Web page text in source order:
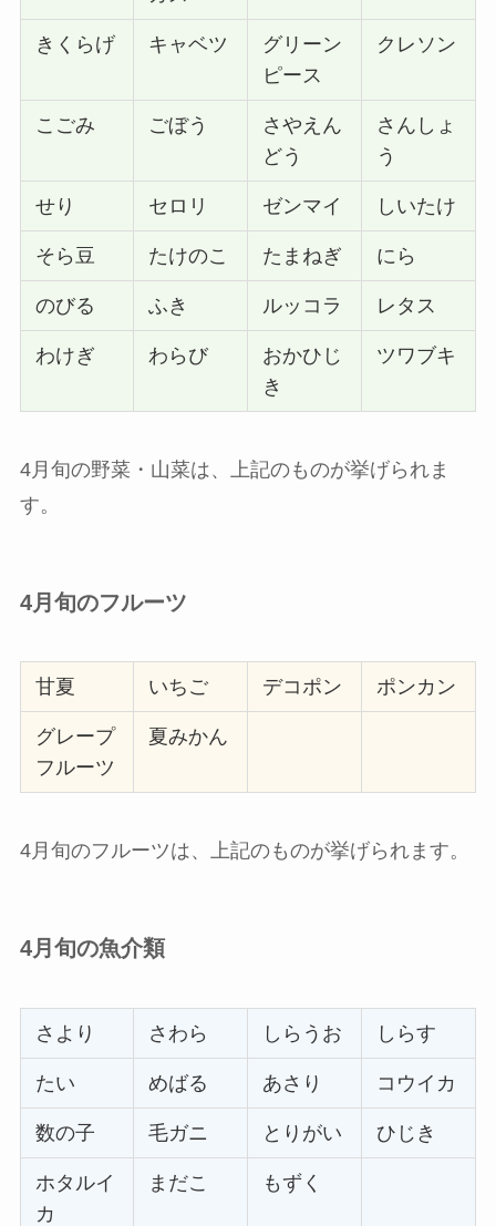
きくらげ キャベツ
グリーン
ピース
クレソン
こごみ ごぼう
さやえん
どう
さんしょ
う
せり セロリ ゼンマイ しいたけ
そら豆 たけのこ たまねぎ にら
のびる ふき ルッコラ レタス
わけぎ わらび
おかひじ
き
ツワブキ
4月旬の野菜・山菜は、上記のものが挙げられま
す。
4月旬のフルーツ
甘夏 いちご デコポン ポンカン
グレープ
フルーツ
夏みかん
4月旬のフルーツは、上記のものが挙げられます。
4月旬の魚介類
さより さわら しらうお しらす
たい めばる あさり コウイカ
数の子 毛ガニ とりがい ひじき
ホタルイ
カ
まだこ もずく